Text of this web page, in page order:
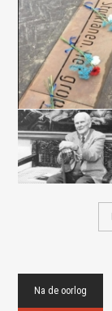
Na de oorlog